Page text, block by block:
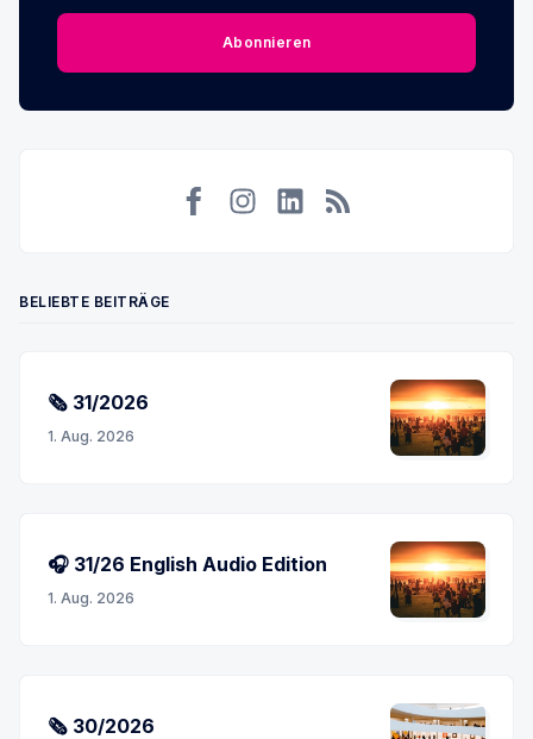
Abonnieren
BELIEBTE BEITRÄGE
🗞 31/2026
1. Aug. 2026
🎧 31/26 English Audio Edition
1. Aug. 2026
🗞 30/2026